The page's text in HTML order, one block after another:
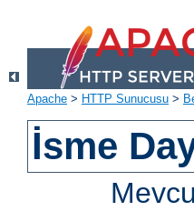
Apache > HTTP Sunucusu >
İsme